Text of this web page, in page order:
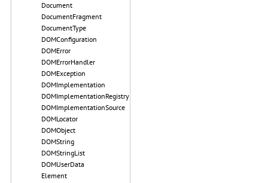
Document
DocumentFragment
DocumentType
DOMConfiguration
DOMError
DOMErrorHandler
DOMException
DOMImplementation
DOMImplementationRegistry
DOMImplementationSource
DOMLocator
DOMObject
DOMString
DOMStringList
DOMUserData
Element